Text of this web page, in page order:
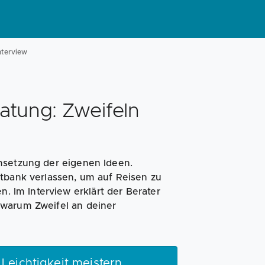
Zweifeln
der eigenen Ideen.
verlassen, um auf Reisen zu
Im Interview erklärt der Berater
Zweifel an deiner